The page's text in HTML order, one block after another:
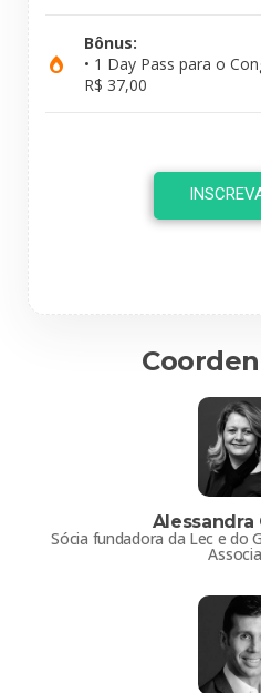
Bônus:
• 1 Day Pass para o
R$ 37,00
Alessandra
Sócia fundadora da Lec e do